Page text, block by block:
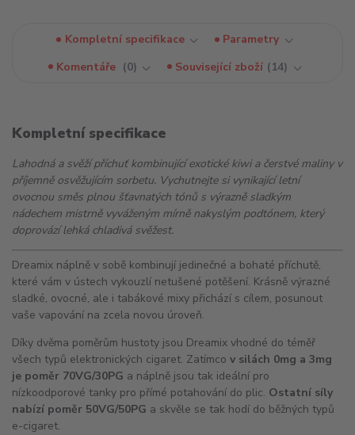
Kompletní specifikace
Parametry
Komentáře
0 Související zboží 14
Kompletní specifikace
Lahodná a svěží příchuť kombinující exotické kiwi a čerstvé maliny v
příjemně osvěžujícím sorbetu. Vychutnejte si vynikající letní
ovocnou směs plnou šťavnatých tónů s výrazně sladkým
nádechem mistrně vyváženým mírně nakyslým podtónem, který
doprovází lehká chladivá svěžest.
Dreamix náplně v sobě kombinují jedinečné a bohaté příchutě,
které vám v ústech vykouzlí netušené potěšení. Krásně výrazné
sladké, ovocné, ale i tabákové mixy přichází s cílem, posunout
vaše vapování na zcela novou úroveň.
Díky dvěma poměrům hustoty jsou Dreamix vhodné do téměř
všech typů elektronických cigaret. Zatímco v silách 0mg a 3mg
je poměr 70VG/30PG a náplně jsou tak ideální pro
nízkoodporové tanky pro přímé potahování do plic. Ostatní síly
nabízí poměr 50VG/50PG a skvěle se tak hodí do běžných typů
e-cigaret.